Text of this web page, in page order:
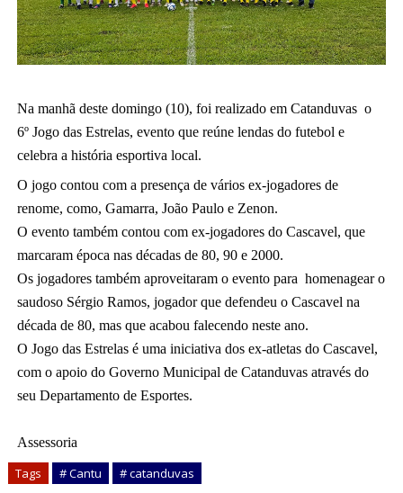
Na manhã deste domingo (10), foi realizado em Catanduvas  o
6º Jogo das Estrelas, evento que reúne lendas do futebol e
celebra a história esportiva local.
O jogo contou com a presença de vários ex-jogadores de
renome, como, Gamarra, João Paulo e Zenon.
O evento também contou com ex-jogadores do Cascavel, que
marcaram época nas décadas de 80, 90 e 2000.
Os jogadores também aproveitaram o evento para  homenagear o
saudoso Sérgio Ramos, jogador que defendeu o Cascavel na
década de 80, mas que acabou falecendo neste ano.
O Jogo das Estrelas é uma iniciativa dos ex-atletas do Cascavel,
com o apoio do Governo Municipal de Catanduvas através do
seu Departamento de Esportes.
Assessoria
Tags # Cantu # catanduvas